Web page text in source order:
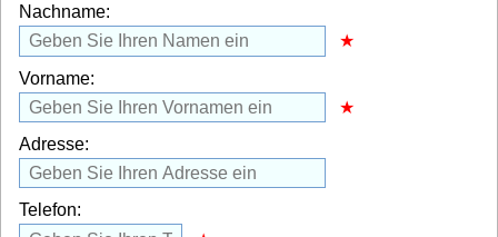
Nachname:
Vorname:
Adresse:
Telefon: